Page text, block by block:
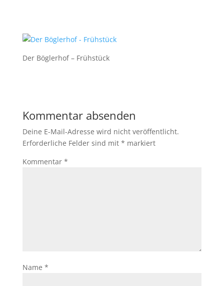
Der Böglerhof – Frühstück
Kommentar absenden
Deine E-Mail-Adresse wird nicht veröffentlicht.
Erforderliche Felder sind mit * markiert
Kommentar *
Name *